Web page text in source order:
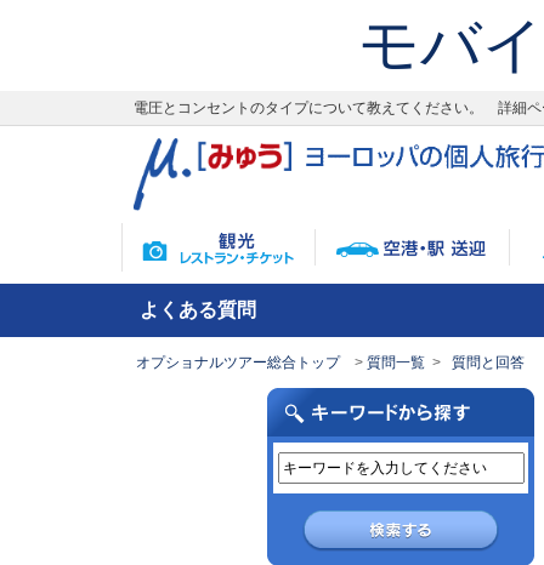
モバ
電圧とコンセントのタイプについて教えてください。 詳細ペ
よくある質問
オプショナルツアー総合トップ 質問一覧 質問と回答